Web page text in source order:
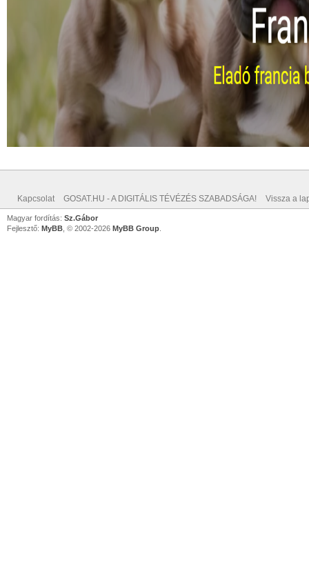
Kapcsolat GOSAT.HU - A DIGITÁLIS TÉVÉZÉS SZABADSÁGA! Vissza a
Magyar fordítás: Sz.Gábor
Fejlesztő: MyBB , © 2002-2026 MyBB Group